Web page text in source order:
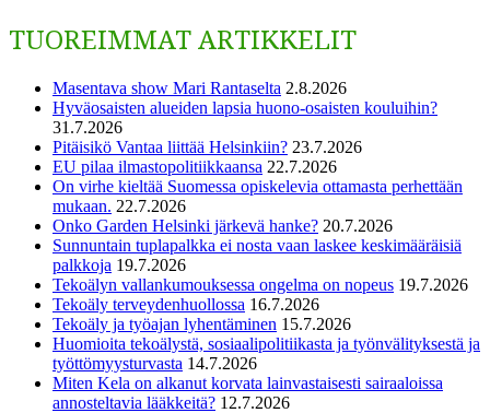
TUOREIMMAT ARTIKKELIT
Masentava show Mari Rantaselta 2.8.2026
Hyväosaisten alueiden lapsia huono-osaisten kouluihin?
31.7.2026
Pitäisikö Vantaa liittää Helsinkiin? 23.7.2026
EU pilaa ilmastopolitiikkaansa 22.7.2026
On virhe kieltää Suomessa opiskelevia ottamasta perhettään
mukaan. 22.7.2026
Onko Garden Helsinki järkevä hanke? 20.7.2026
Sunnuntain tuplapalkka ei nosta vaan laskee keskimääräisiä
palkkoja 19.7.2026
Tekoälyn vallankumouksessa ongelma on nopeus 19.7.2026
Tekoäly terveydenhuollossa 16.7.2026
Tekoäly ja työajan lyhentäminen 15.7.2026
Huomioita tekoälystä, sosiaalipolitiikasta ja työnvälityksestä ja
työttömyysturvasta 14.7.2026
Miten Kela on alkanut korvata lainvastaisesti sairaaloissa
annosteltavia lääkkeitä? 12.7.2026